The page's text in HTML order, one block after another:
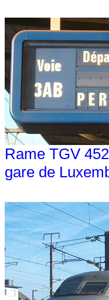
Rame TGV
gare de